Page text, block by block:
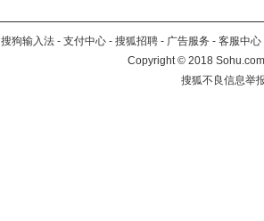
搜狗输入法 - 支付中心 - 搜狐招聘 - 广告服务 - 客服中心
Copyright©2018
搜狐不良信息举